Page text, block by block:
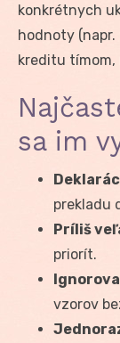
konkrétnych
hodnoty (napr.
kreditu tímom,
sa im
prekladu
Príliš
priorít.
vzorov